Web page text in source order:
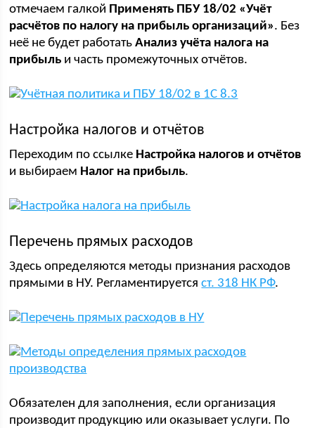
отмечаем галкой Применять ПБУ 18/02 «Учёт
расчётов по налогу на прибыль организаций». Без
неё не будет работатьАнализ учёта налога на
прибыль и часть промежуточных отчётов.
Настройка налогов и отчётов
Переходим по ссылке Настройка налогов и отчётов
и выбираем Налог на прибыль.
Перечень прямых расходов
Здесь определяются методы признания расходов
прямыми в НУ. Регламентируетсяст. 318 НК РФ.
Обязателен для заполнения, если организация
производит продукцию или оказывает услуги. По